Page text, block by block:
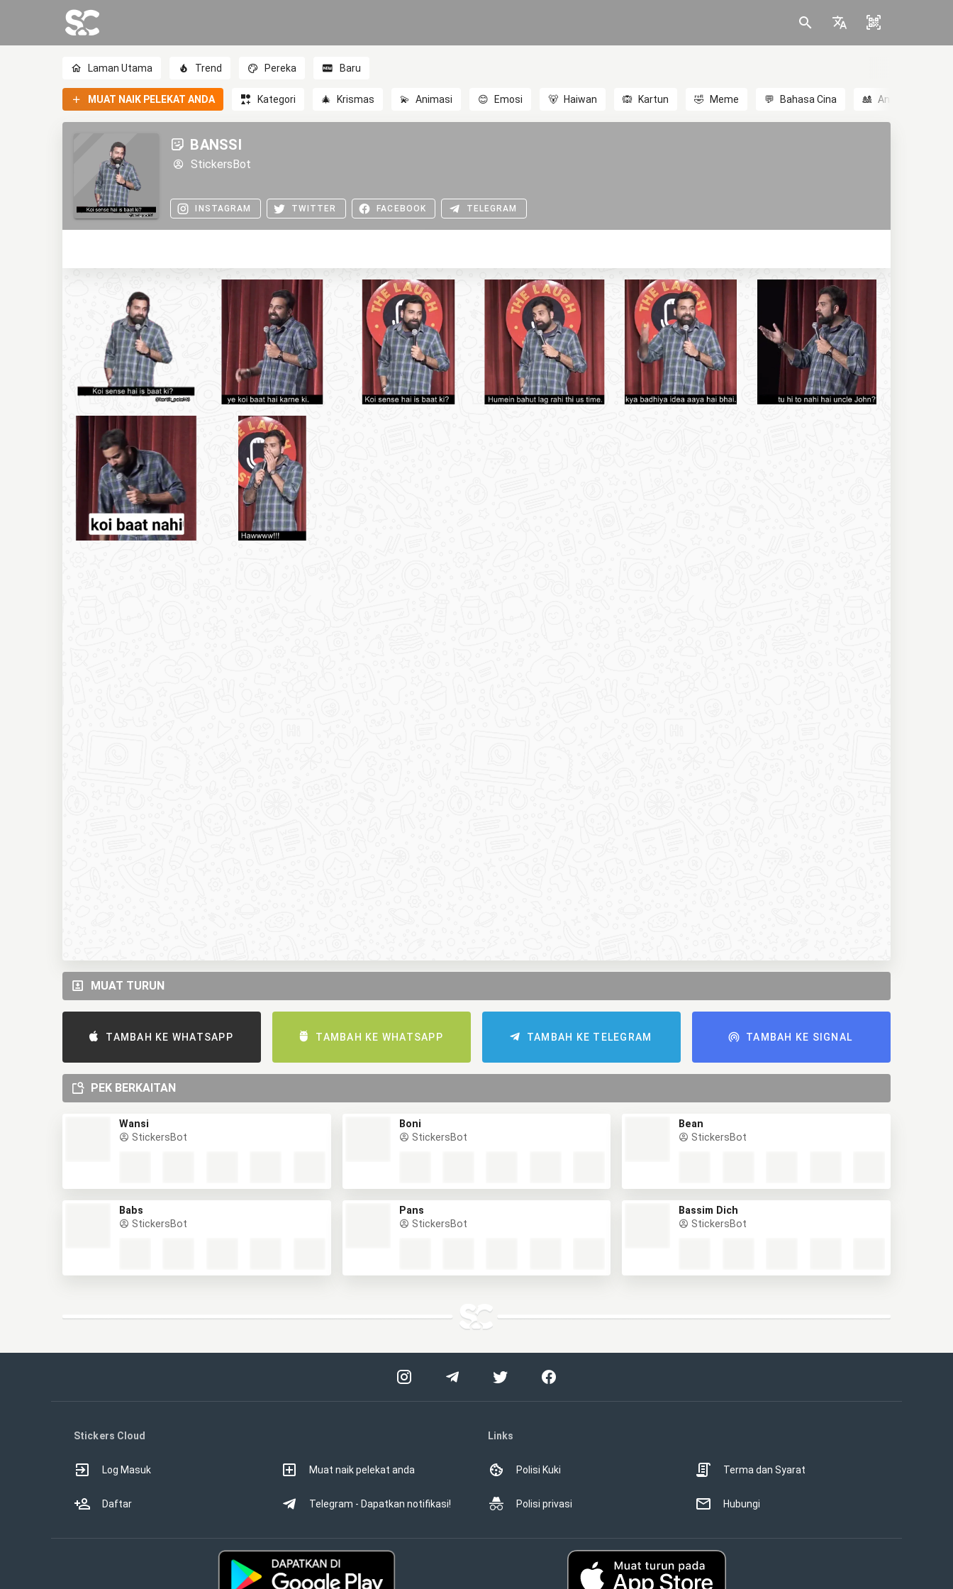
Laman Utama Trend Pereka Baru
MUAT NAIK PELEKAT ANDA Kategori 🎄 Krismas 💫 Animasi 😊 Emosi 🐻 Haiwan 🙉 Kartun 🤣 Meme 💬 Bahasa Cina 🎎 Anime
BANSSI
StickersBot
INSTAGRAM TWITTER FACEBOOK TELEGRAM
MUAT TURUN
TAMBAH KE WHATSAPP TAMBAH KE WHATSAPP TAMBAH KE TELEGRAM TAMBAH KE SIGNAL
PEK BERKAITAN
Wansi
StickersBot
Boni
StickersBot
Bean
StickersBot
Babs
StickersBot
Pans
StickersBot
Bassim Dich
StickersBot
Stickers Cloud
Log Masuk
Daftar
Muat naik pelekat anda
Telegram - Dapatkan notifikasi!
Links
Polisi Kuki
Polisi privasi
Terma dan Syarat
Hubungi